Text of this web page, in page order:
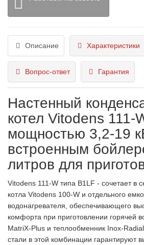
Описание Характеристики
Вопрос-ответ Гарантия
Настенный
котел Vitodens 111-
мощностью 3,2-19
встроенным
литров для
Vitodens 111-W типа B1LF - сочетает в
котла Vitodens 100-W и отдельного
водонагревателя, обеспечивающего
комфорта при приготовлении горячей
MatriX-Plus и теплообменник Inox-
стали в этой комбинации гарантируют